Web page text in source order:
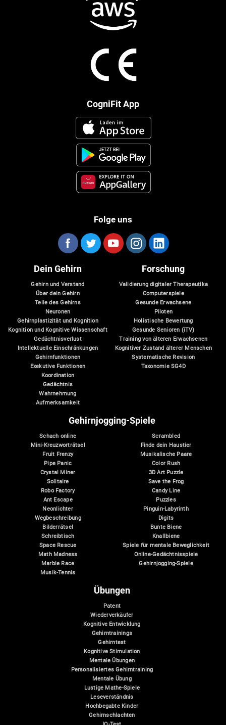
CogniFit App
Folge uns
Dein Gehirn
Gehirn und Verstand
Über dein Gehirn
Teile des Gehirns
Neuronen
Gehirnplastizität und Kognition
Kognition und Kognitive Wissenschaft
Gedächtnisverlust
Intellektuelle Einschränkungen
Gehirnfunktionen
Exekutive Funktionen
Koordination
Gedächtnis
Wahrnehmung
Aufmerksamkeit
Forschung
Validierung digitaler Therapeutika
Computerspiele
Gesunde Erwachsene
Piloten
Holistische Bewertung
Gesunde Senioren (iTV)
Training von älteren Erwachsenen
Kognitiver Zustand älterer Menschen
Systematische Revision
Taxonomie SG4D
Gehirnjogging-Spiele
Schach online
Mini-Kreuzworträtsel
Fruit Frenzy
Pipe Panic
Crystal Miner
Solitaire
Robo Factory
Ant Escape
Neonlichter
Wegbeschreibung
Bilderrätsel
Schreibtisch
Space Rescue
Math Madness
Marble Race
Musik-Tennis
Scrambled
Finde dein Haustier
Musikalische Paare
Color Rush
3D Art Puzzle
Save the Frog
Candy Line
Puzzles
Pinguin-Labyrinth
Digits
Bunte Biene
Knallbiene
Spiele für mentale Beweglichkeit
Online-Gedächtnisspiele
Gehirnjogging-Spiele
Übungen
Patent
Wiederverkäufer
Kognitive Entwicklung
Gehirntrainings
Gehirntest
Kognitive Stimulation
Mentale Übungen
Personalisiertes Gehirntraining
Mentale Übung
Lustige Mathe-Spiele
Leseverständnis
Hochbegabte Kinder
Gehirnschlachten